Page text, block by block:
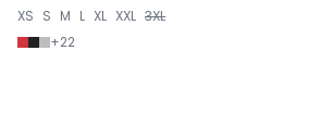
XS S M L XL XXL 3XL
+22